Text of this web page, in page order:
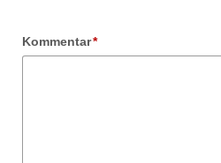
Pflichtfeld
Kommentar*